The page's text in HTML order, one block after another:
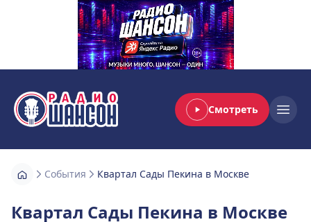
Радио Шансон Смотреть
События Квартал Сады Пекина в Москве
Квартал Сады Пекина в Москве